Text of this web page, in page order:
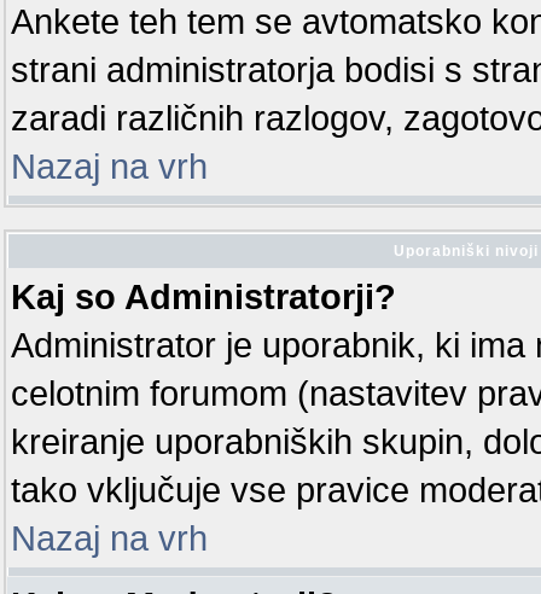
Ankete teh tem se avtomatsko
strani administratorja bodisi s
zaradi različnih razlogov,
Nazaj na vrh
Uporabniški
Kaj so Administratorji?
Administrator je uporabnik, ki
celotnim forumom (nastavitev
kreiranje uporabniških skupin,
tako vključuje vse pravice
Nazaj na vrh